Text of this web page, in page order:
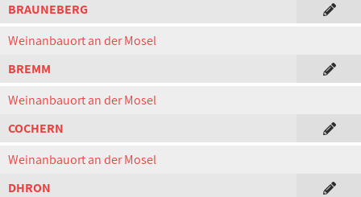
BRAUNEBERG
Weinanbauort an der Mosel
BREMM
Weinanbauort an der Mosel
COCHERN
Weinanbauort an der Mosel
DHRON